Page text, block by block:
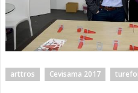
arttros Cevisama 2017